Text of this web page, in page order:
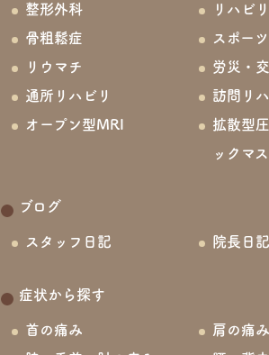
整形外科
リハビ
骨粗鬆症
スポー
リウマチ
労災・
通所リハビリ
訪問リ
オープン型MRI
拡散型
ックマ
ブログ
スタッフ日記 院長日記
症状から探す
首の痛み
肩の痛み